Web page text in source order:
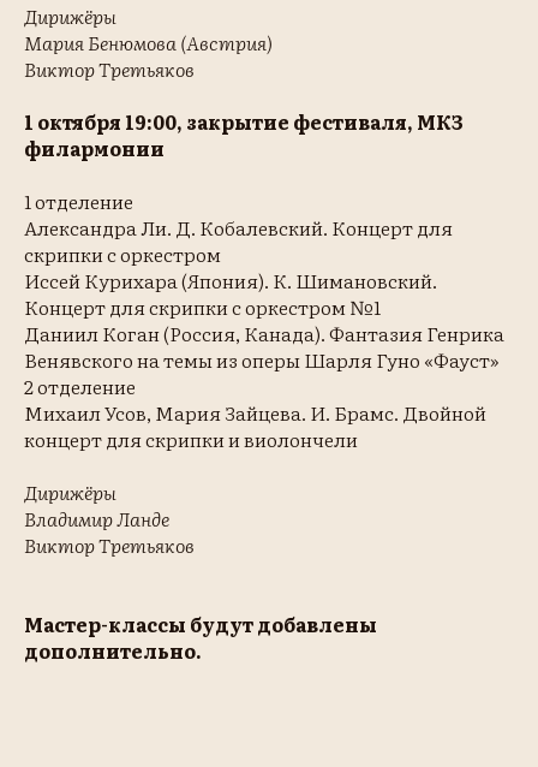
Дирижёры
Мария Бенюмова (Австрия)
Виктор Третьяков
1 октября 19:00, закрытие фестиваля, МКЗ
филармонии
1 отделение
Александра Ли. Д. Кобалевский. Концерт для
скрипки с оркестром
Иссей Курихара (Япония). К. Шимановский.
Концерт для скрипки с оркестром №1
Даниил Коган (Россия, Канада). Фантазия Генрика
Венявского на темы из оперы Шарля Гуно «Фауст»
2 отделение
Михаил Усов, Мария Зайцева. И. Брамс. Двойной
концерт для скрипки и виолончели
Дирижёры
Владимир Ланде
Виктор Третьяков
Мастер-классы будут добавлены
дополнительно.